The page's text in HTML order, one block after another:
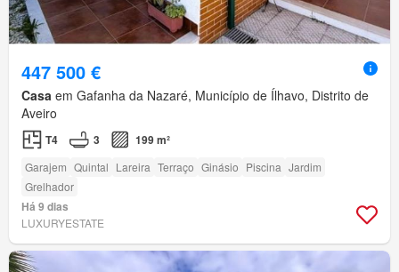
447 500 €
Casa em Gafanha da Nazaré, Município de Ílhavo, Distrito de
Aveiro
T4 3 199 m²
Garajem Quintal Lareira Terraço Ginásio Piscina Jardim
Grelhador
Há 9 dias
LUXURYESTATE